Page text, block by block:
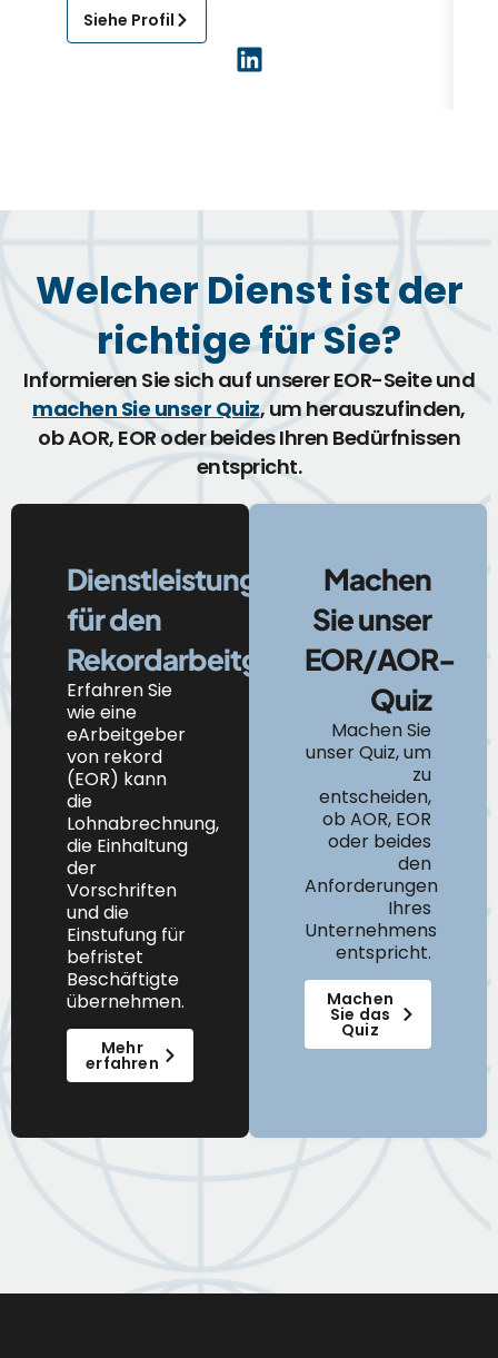
Siehe Profil
Welcher Dienst ist der
richtige für Sie?
Informieren Sie sich auf unserer EOR-Seite und
machen Sie unser Quiz, um herauszufinden,
ob AOR, EOR oder beides Ihren Bedürfnissen
entspricht.
Dienstleistungen
für den
Rekordarbeitgeber
Erfahren Sie
wieeine
eArbeitgeber
von rekord
(EOR) kann
die
Lohnabrechnung,
die Einhaltung
der
Vorschriften
und die
Einstufung für
befristet
Beschäftigte
übernehmen.
Mehr
erfahren
Machen
Sie unser
EOR/AOR-
Quiz
Machen Sie
unser Quiz, um
zu
entscheiden,
ob AOR, EOR
oder beides
den
Anforderungen
Ihres
Unternehmens
entspricht.
Machen
Sie das
Quiz